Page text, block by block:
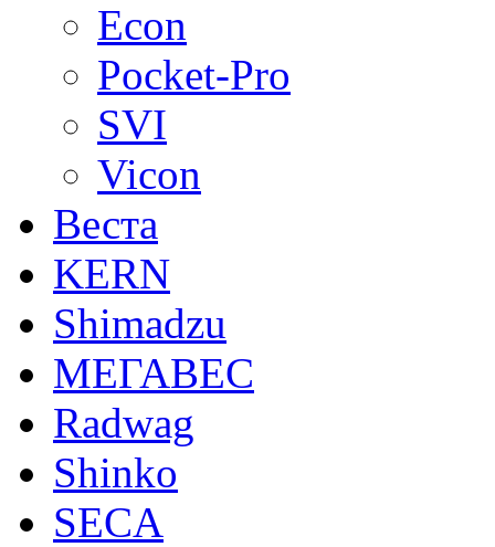
Econ
Pocket-Pro
SVI
Vicon
Веста
KERN
Shimadzu
МЕГАВЕС
Radwag
Shinko
SECA